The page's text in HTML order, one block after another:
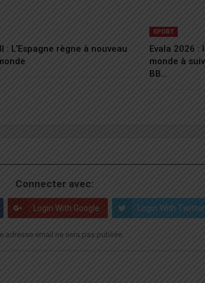
: L’Espagne règne à nouveau
SPORT
Evala 2026 :
monde à
BB…
Connecter avec:
Login With Google Login With Twitter
adresse email ne sera pas publiée.